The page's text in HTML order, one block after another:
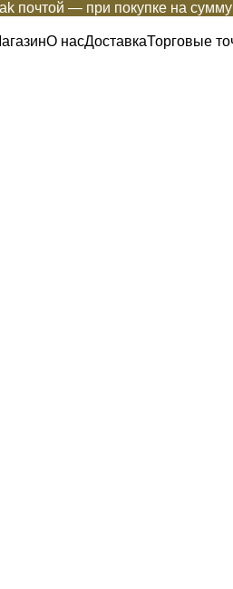
— при покупке на сумму
О насДоставкаТорговые